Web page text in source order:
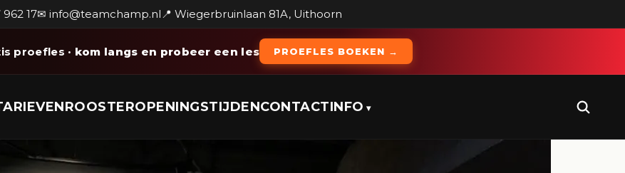
17✉ info@teamchamp.nl📍 Wiegerbruinlaan 81A, Uithoorn
proefles · kom langs en probeer een les PROEFLES BOEKEN →
ROOSTEROPENINGSTIJDENCONTACTINFO